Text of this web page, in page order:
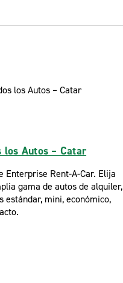
los Autos – Catar
Enterprise Rent-A-Car. Elija
gama de autos de alquiler,
estándar, mini, económico,